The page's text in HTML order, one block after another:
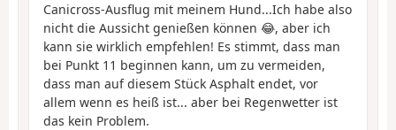
Canicross-Ausflug mit meinem Hund...Ich habe also
nicht die Aussicht genießen können 😂, aber ich
kann sie wirklich empfehlen! Es stimmt, dass man
bei Punkt 11 beginnen kann, um zu vermeiden,
dass man auf diesem Stück Asphalt endet, vor
allem wenn es heiß ist... aber bei Regenwetter ist
das kein Problem.